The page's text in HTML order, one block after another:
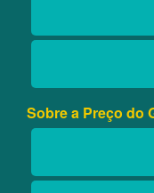
Sobre a Preço do